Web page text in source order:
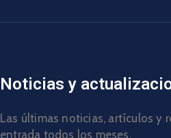
Noticias y
Las últimas noticias, artículos y
entrada todos los meses.